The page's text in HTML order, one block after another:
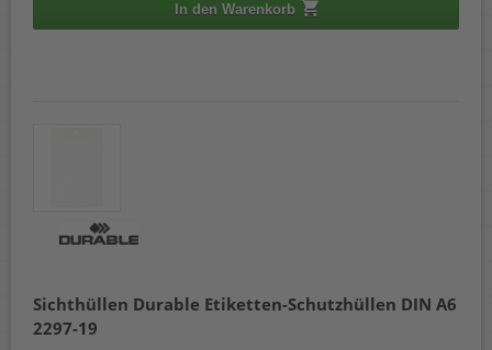
In den Warenkorb
Sichthüllen Durable Etiketten-Schutzhüllen DIN A6
2297-19